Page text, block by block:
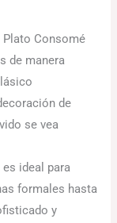
Plato Consomé
de manera
de
se vea
ideal para
formales hasta
y